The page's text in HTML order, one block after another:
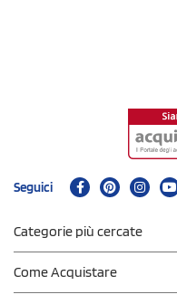
Seguici
Categorie più cercate
Come Acquistare